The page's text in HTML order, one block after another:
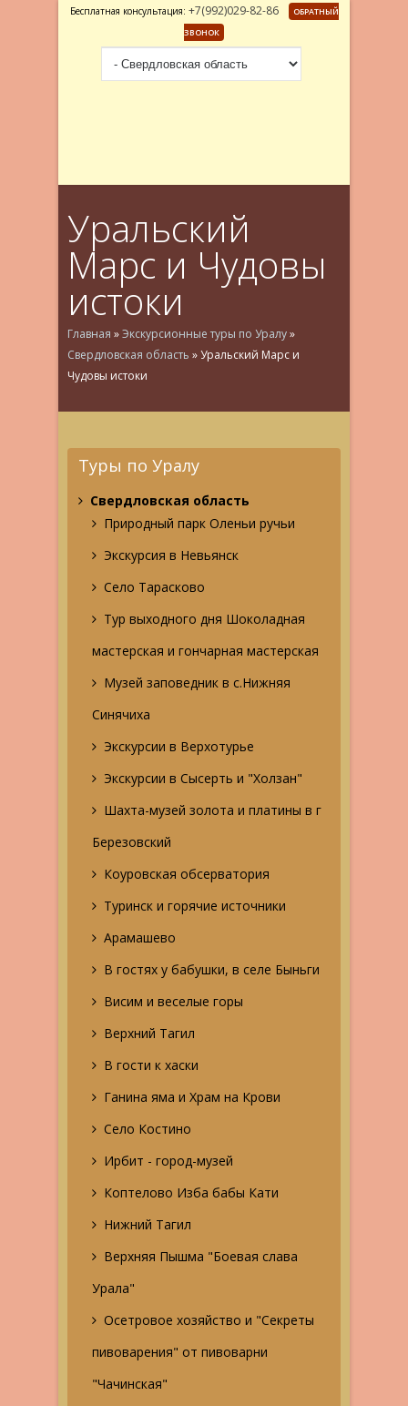
Бесплатная консультация: +7(992)029-82-86
ОБРАТНЫЙ
ЗВОНОК
Уральский
Марс и Чудовы
истоки
Главная »Экскурсионные туры по Уралу»
Свердловская область »Уральский Марс и
Чудовы истоки
Туры по Уралу
Свердловская область
Природный парк Оленьи ручьи
Экскурсия в Невьянск
Село Тарасково
Тур выходного дня Шоколадная
мастерская и гончарная мастерская
Музей заповедник в с.Нижняя
Синячиха
Экскурсии в Верхотурье
Экскурсии в Сысерть и "Холзан"
Шахта-музей золота и платины в г
Березовский
Коуровская обсерватория
Туринск и горячие источники
Арамашево
В гостях у бабушки, в селе Быньги
Висим и веселые горы
Верхний Тагил
В гости к хаски
Ганина яма и Храм на Крови
Село Костино
Ирбит - город-музей
Коптелово Изба бабы Кати
Нижний Тагил
Верхняя Пышма "Боевая слава
Урала"
Осетровое хозяйство и "Секреты
пивоварения" от пивоварни
"Чачинская"